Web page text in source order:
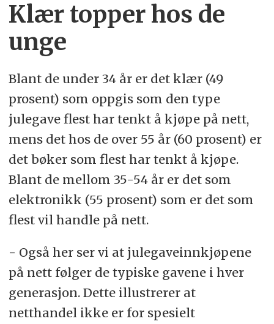
Klær topper hos de
unge
Blant de under 34 år er det klær (49
prosent) som oppgis som den type
julegave flest har tenkt å kjøpe på nett,
mens det hos de over 55 år (60 prosent) er
det bøker som flest har tenkt å kjøpe.
Blant de mellom 35-54 år er det som
elektronikk (55 prosent) som er det som
flest vil handle på nett.
- Også her ser vi at julegaveinnkjøpene
på nett følger de typiske gavene i hver
generasjon. Dette illustrerer at
netthandel ikke er for spesielt